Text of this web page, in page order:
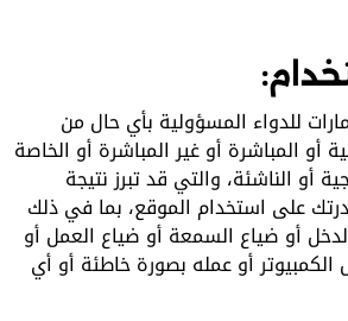
للدواء المسؤولية بأي حال من
أو المباشرة أو غير المباشرة أو الخاصة
أو الناشئة، والتي قد تبرز نتيجة
على استخدام الموقع، بما في ذلك
أو ضياع السمعة أو ضياع العمل أو
الكمبيوتر أو عمله بصورة خاطئة أو أي